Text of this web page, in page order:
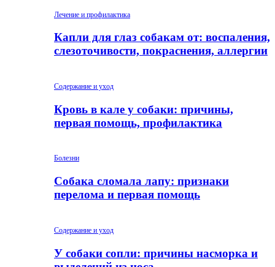
Лечение и профилактика
Капли для глаз собакам от: воспаления,
слезоточивости, покраснения, аллергии
Содержание и уход
Кровь в кале у собаки: причины,
первая помощь, профилактика
Болезни
Собака сломала лапу: признаки
перелома и первая помощь
Содержание и уход
У собаки сопли: причины насморка и